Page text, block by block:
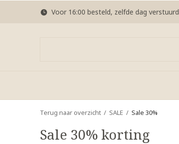
Voor 16:00 besteld, zelfde dag verstuurd
Terug naar overzicht SALE Sale 30%
Sale 30% korting